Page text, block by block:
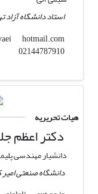
استاد دانشگاه
taghvaei
hotmail.com
02144787910
هیات تحریریه
دکتر اعظم
دانشیار مهندسی
دانشگاه صنعتی امیر